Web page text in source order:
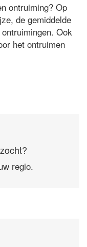
ontruiming? Op
de gemiddelde
Ook
het ontruimen
regio.